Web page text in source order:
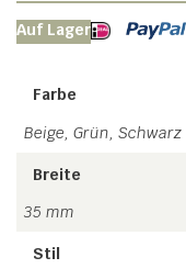
Auf Lager
Farbe
Beige, Grün, Schwarz
Breite
35 mm
Stil